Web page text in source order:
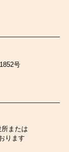
号
または
ります